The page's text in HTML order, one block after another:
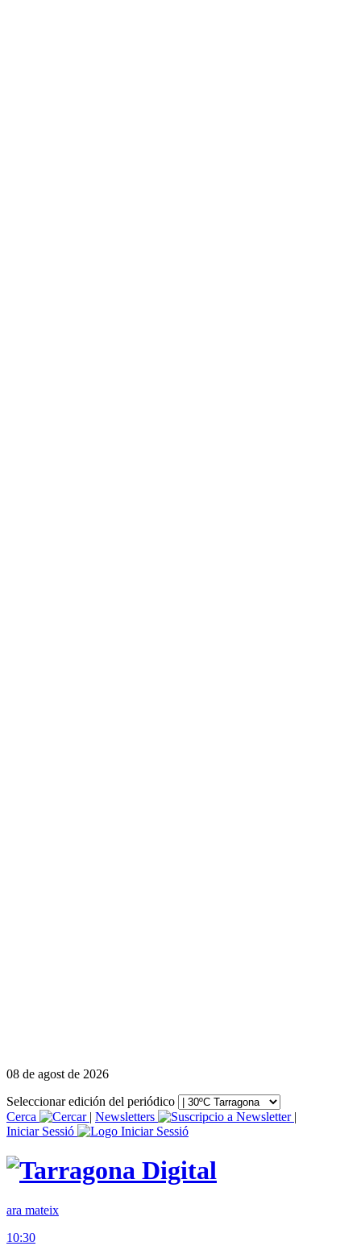
08 de agost de 2026
Seleccionar edición del periódico
Cerca
| Newsletters
|
Iniciar Sessió
ara mateix
10:30